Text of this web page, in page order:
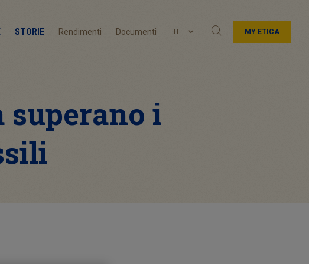
STORIE Rendimenti Documenti IT MY ETICA
i